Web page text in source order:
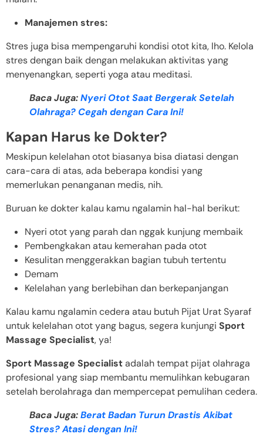
Manajemen stres:
Stres juga bisa mempengaruhi kondisi otot kita, lho. Kelola
stres dengan baik dengan melakukan aktivitas yang
menyenangkan, seperti yoga atau meditasi.
Baca Juga:Nyeri Otot Saat Bergerak Setelah
Olahraga? Cegah dengan Cara Ini!
Kapan Harus ke Dokter?
Meskipun kelelahan otot biasanya bisa diatasi dengan
cara-cara di atas, ada beberapa kondisi yang
memerlukan penanganan medis, nih.
Buruan ke dokter kalau kamu ngalamin hal-hal berikut:
Nyeri otot yang parah dan nggak kunjung membaik
Pembengkakan atau kemerahan pada otot
Kesulitan menggerakkan bagian tubuh tertentu
Demam
Kelelahan yang berlebihan dan berkepanjangan
Kalau kamu ngalamin cedera atau butuh Pijat Urat Syaraf
untuk kelelahan otot yang bagus, segera kunjungi Sport
Massage Specialist, ya!
Sport Massage Specialistadalah tempat pijat olahraga
profesional yang siap membantu memulihkan kebugaran
setelah berolahraga dan mempercepat pemulihan cedera.
Baca Juga:Berat Badan Turun Drastis Akibat
Stres? Atasi dengan Ini!